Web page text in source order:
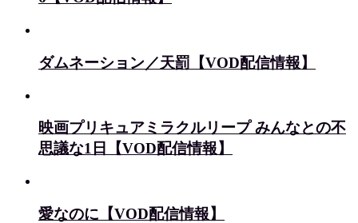
ダムネーション／天罰【VOD配信情報】
映画プリキュアミラクルリープ みんなとの不
思議な1日【VOD配信情報】
愛なのに【VOD配信情報】